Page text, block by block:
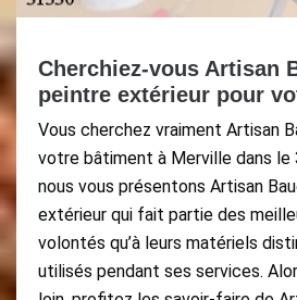
Cherchiez-vous Artisan
peintre extérieur pour
Vous cherchez vraiment Artisan
votre bâtiment à Merville dans le
nous vous présentons Artisan
extérieur qui fait partie des
volontés qu’à leurs matériels
utilisés pendant ses services.